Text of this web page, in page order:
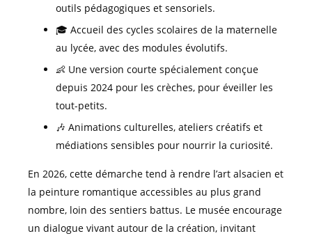
outils pédagogiques et sensoriels.
🎓 Accueil des cycles scolaires de la maternelle
au lycée, avec des modules évolutifs.
👶 Une version courte spécialement conçue
depuis 2024 pour les crèches, pour éveiller les
tout-petits.
🎶 Animations culturelles, ateliers créatifs et
médiations sensibles pour nourrir la curiosité.
En 2026, cette démarche tend à rendre l’art alsacien et
la peinture romantique accessibles au plus grand
nombre, loin des sentiers battus. Le musée encourage
un dialogue vivant autour de la création, invitant